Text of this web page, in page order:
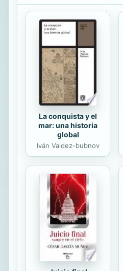
familia. A su
horizonte de
gran parte
emocionales,
psicológicos
así como la
daño a los
La conquista y el
mar: una historia
global
Iván Valdez-bubnov